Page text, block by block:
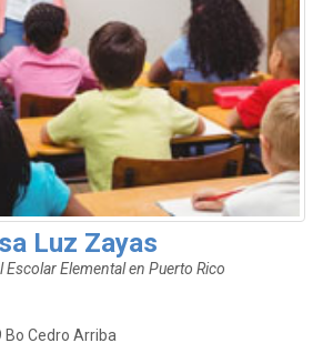
Luz Zayas
Escolar Elemental en Puerto Rico
Bo Cedro Arriba